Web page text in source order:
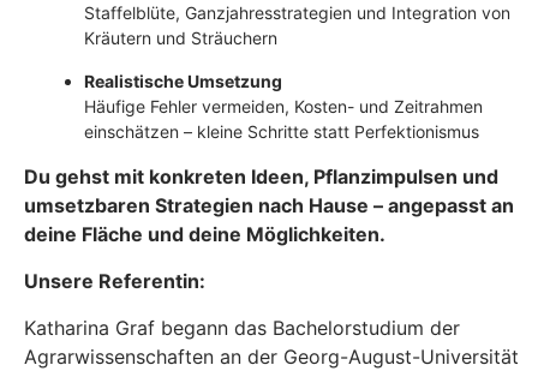
Staffelblüte, Ganzjahresstrategien und Integration von
Kräutern und Sträuchern
Realistische Umsetzung
Häufige Fehler vermeiden, Kosten- und Zeitrahmen
einschätzen – kleine Schritte statt Perfektionismus
Du gehst mit konkreten Ideen, Pflanzimpulsen und
umsetzbaren Strategien nach Hause – angepasst an
deine Fläche und deine Möglichkeiten.
Unsere Referentin:
Katharina Graf begann das Bachelorstudium der
Agrarwissenschaften an der Georg-August-Universität